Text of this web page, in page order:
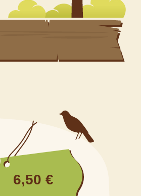
6,50 €